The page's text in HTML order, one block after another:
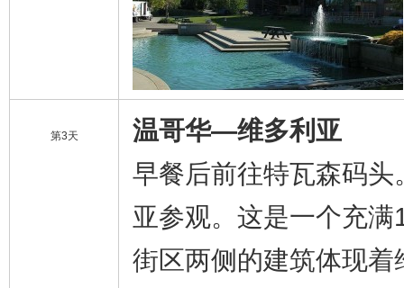
第3天
温哥华—维多利亚
早餐后前往特瓦森码
亚参观。这是一个充
街区两侧的建筑体现